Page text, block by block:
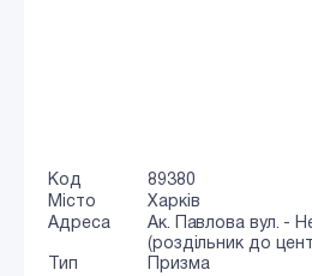
Код
89380
Місто
Харків
Адреса
Ак. Павлова вул. -
(роздільник до
Тип
Призма